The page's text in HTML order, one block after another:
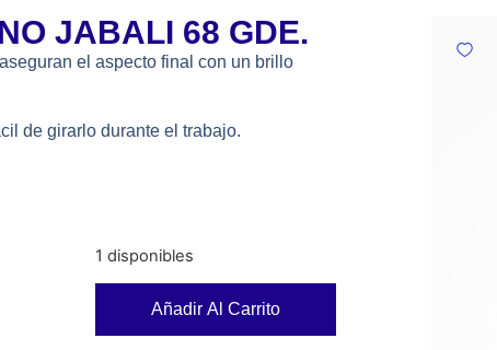
JABALI 68 GDE.
el aspecto final con un brillo
de girarlo durante el trabajo.
1 disponibles
Añadir Al Carrito